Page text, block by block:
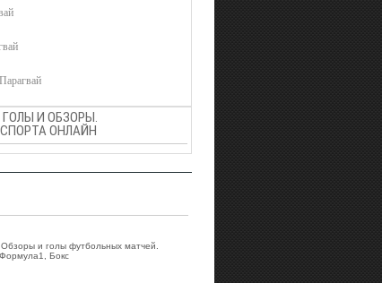
И ОБЗОРЫ.
ОНЛАЙН
и голы футбольных матчей.
Бокс